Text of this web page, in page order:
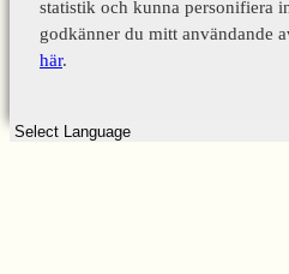
statistik och kunna personifiera
godkänner du mitt användande
här.